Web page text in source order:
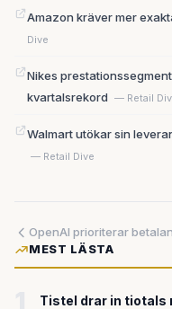
Amazon kräver mer
Dive
Nikes
kvartalsrekord — Retail
Walmart utökar sin
— Retail Dive
MEST LÄSTA
Tistel drar in tiotals